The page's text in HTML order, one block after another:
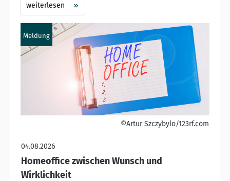
weiterlesen
Meldung
©Artur Szczybylo/123rf.com
04.08.2026
Homeoffice zwischen Wunsch und
Wirklichkeit